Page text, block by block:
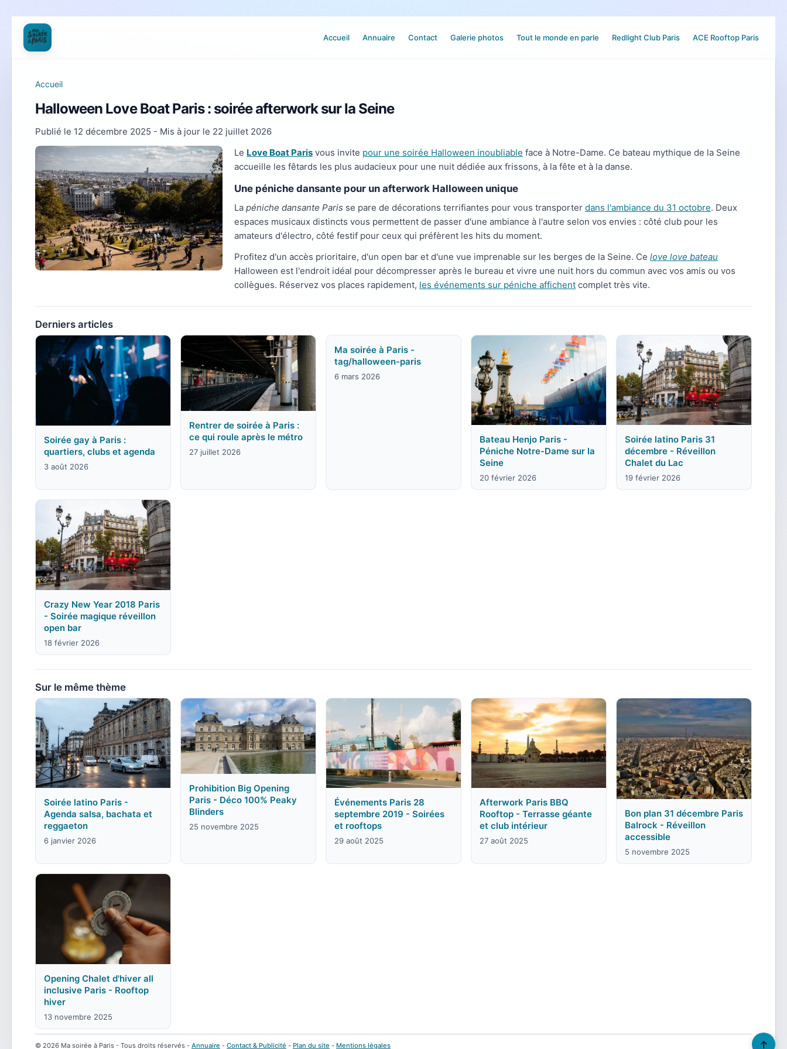
Accueil Annuaire Contact Galerie photos Tout le monde en parle Redlight Club Paris ACE Rooftop Paris
Accueil
Halloween Love Boat Paris : soirée afterwork sur la Seine
Publié le 12 décembre 2025 - Mis à jour le 22 juillet 2026
Le Love Boat Paris vous invite pour une soirée Halloween inoubliable face à Notre-Dame. Ce bateau mythique de la Seine
accueille les fêtards les plus audacieux pour une nuit dédiée aux frissons, à la fête et à la danse.
Une péniche dansante pour un afterwork Halloween unique
La péniche dansante Paris se pare de décorations terrifiantes pour vous transporter dans l'ambiance du 31 octobre. Deux
espaces musicaux distincts vous permettent de passer d'une ambiance à l'autre selon vos envies : côté club pour les
amateurs d'électro, côté festif pour ceux qui préfèrent les hits du moment.
Profitez d'un accès prioritaire, d'un open bar et d'une vue imprenable sur les berges de la Seine. Ce love love bateau
Halloween est l'endroit idéal pour décompresser après le bureau et vivre une nuit hors du commun avec vos amis ou vos
collègues. Réservez vos places rapidement, les événements sur péniche affichent complet très vite.
Derniers articles
Soirée gay à Paris :
quartiers, clubs et agenda
3 août 2026
Rentrer de soirée à Paris :
ce qui roule après le métro
27 juillet 2026
Ma soirée à Paris -
tag/halloween-paris
6 mars 2026
Bateau Henjo Paris -
Péniche Notre-Dame sur la
Seine
20 février 2026
Soirée latino Paris 31
décembre - Réveillon
Chalet du Lac
19 février 2026
Crazy New Year 2018 Paris
- Soirée magique réveillon
open bar
18 février 2026
Sur le même thème
Soirée latino Paris -
Agenda salsa, bachata et
reggaeton
6 janvier 2026
Prohibition Big Opening
Paris - Déco 100% Peaky
Blinders
25 novembre 2025
Événements Paris 28
septembre 2019 - Soirées
et rooftops
29 août 2025
Afterwork Paris BBQ
Rooftop - Terrasse géante
et club intérieur
27 août 2025
Bon plan 31 décembre Paris
Balrock - Réveillon
accessible
5 novembre 2025
Opening Chalet d'hiver all
inclusive Paris - Rooftop
hiver
13 novembre 2025
© 2026 Ma soirée à Paris - Tous droits réservés - Annuaire - Contact & Publicité - Plan du site - Mentions légales ↑